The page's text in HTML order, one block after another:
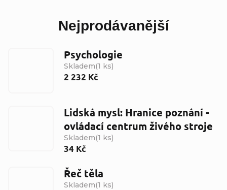
Nejprodávanější
Psychologie
Skladem(1 ks)
2 232 Kč
Lidská mysl: Hranice poznání -
ovládací centrum živého stroje
Skladem(1 ks)
34 Kč
Řeč těla
Skladem(1 ks)